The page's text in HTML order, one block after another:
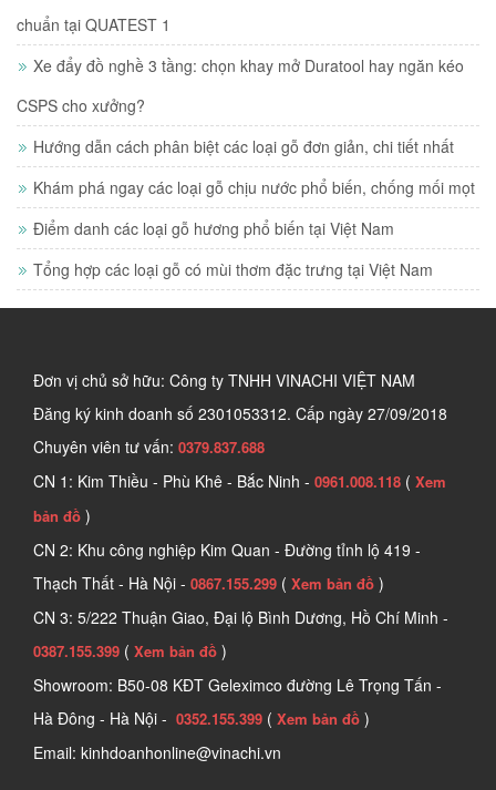
chuẩn tại QUATEST 1
Xe đẩy đồ nghề 3 tầng: chọn khay mở Duratool hay ngăn kéo
CSPS cho xưởng?
Hướng dẫn cách phân biệt các loại gỗ đơn giản, chi tiết nhất
Khám phá ngay các loại gỗ chịu nước phổ biến, chống mối mọt
Điểm danh các loại gỗ hương phổ biến tại Việt Nam
Tổng hợp các loại gỗ có mùi thơm đặc trưng tại Việt Nam
Đơn vị chủ sở hữu: Công ty TNHH VINACHI VIỆT NAM
Đăng ký kinh doanh số 2301053312. Cấp ngày 27/09/2018
Chuyên viên tư vấn: 0379.837.688
CN 1: Kim Thiều - Phù Khê - Bắc Ninh - 0961.008.118 ( Xem
bản đồ )
CN 2: Khu công nghiệp Kim Quan - Đường tỉnh lộ 419 -
Thạch Thất - Hà Nội - 0867.155.299 ( Xem bản đồ )
CN 3: 5/222 Thuận Giao, Đại lộ Bình Dương, Hồ Chí Minh -
0387.155.399 ( Xem bản đồ )
Showroom: B50-08 KĐT Geleximco đường Lê Trọng Tấn -
Hà Đông - Hà Nội - 0352.155.399 ( Xem bản đồ )
Email: kinhdoanhonline@vinachi.vn